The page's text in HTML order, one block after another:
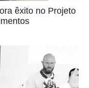
êxito no Projeto